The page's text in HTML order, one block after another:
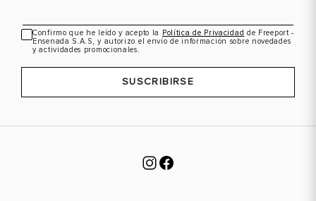
Confirmo que he leído y acepto la Política de Privacidad de Freeport -
Ensenada S.A.S, y autorizo el envío de información sobre novedades
y actividades promocionales.
SUSCRIBIRSE